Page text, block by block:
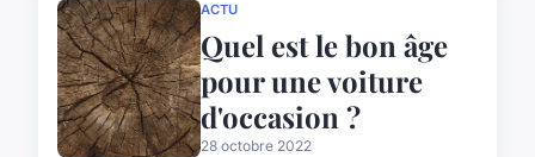
ACTU
Quel est le bon âge
pour une voiture
d'occasion ?
28 octobre 2022